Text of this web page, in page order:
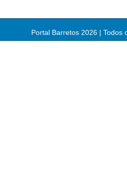
Portal Barretos 2026 | Todos